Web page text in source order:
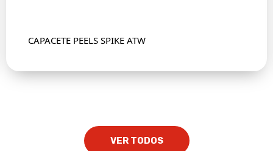
CAPACETE PEELS SPIKE ATW
VER TODOS